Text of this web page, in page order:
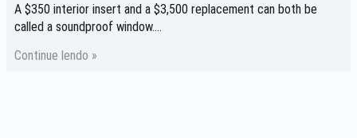
A $350 interior insert and a $3,500 replacement can both be
called a soundproof window....
Continue lendo »